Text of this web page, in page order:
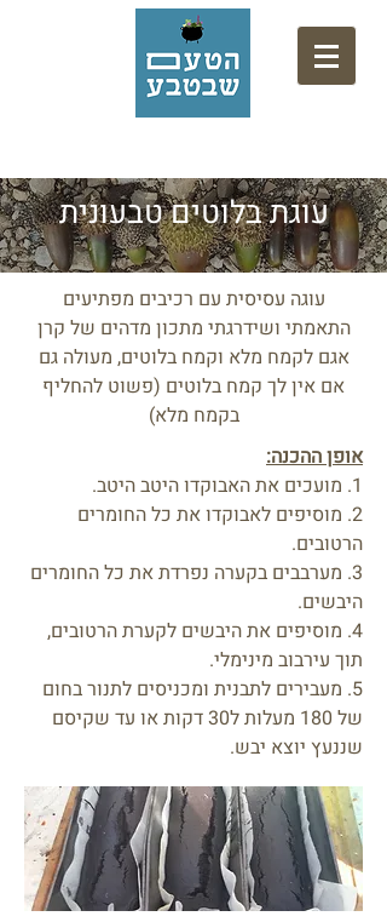
עוגת בלוטים טבעונית
עוגה עסיסית עם רכיבים מפתיעים
התאמתי ושידרגתי מתכון מדהים של קרן
אגם לקמח מלא וקמח בלוטים, מעולה גם
אם אין לך קמח בלוטים (פשוט להחליף
בקמח מלא)
אופן ההכנה:
1. מועכים את האבוקדו היטב היטב.
2. מוסיפים לאבוקדו את כל החומרים
הרטובים.
3. מערבבים בקערה נפרדת את כל החומרים
היבשים.
4. מוסיפים את היבשים לקערת הרטובים,
תוך עירבוב מינימלי.
5. מעבירים לתבנית ומכניסים לתנור בחום
של 180 מעלות ל30 דקות או עד שקיסם
שננעץ יוצא יבש.